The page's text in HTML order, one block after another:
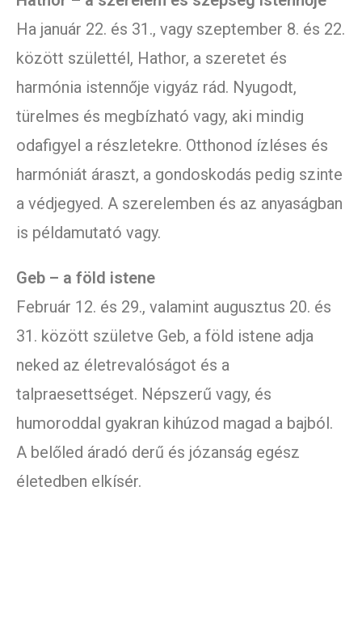
Ha január 22. és 31., vagy szeptember 8. és 22.
között születtél, Hathor, a szeretet és
harmónia istennője vigyáz rád. Nyugodt,
türelmes és megbízható vagy, aki mindig
odafigyel a részletekre. Otthonod ízléses és
harmóniát áraszt, a gondoskodás pedig szinte
a védjegyed. A szerelemben és az anyaságban
is példamutató vagy.
Geb – a föld istene
Február 12. és 29., valamint augusztus 20. és
31. között születve Geb, a föld istene adja
neked az életrevalóságot és a
talpraesettséget. Népszerű vagy, és
humoroddal gyakran kihúzod magad a bajból.
A belőled áradó derű és józanság egész
életedben elkísér.